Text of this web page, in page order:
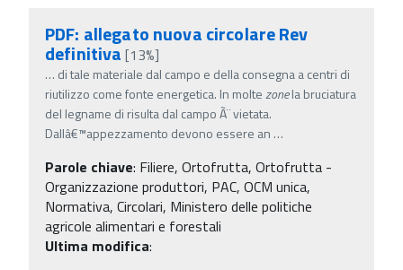
PDF: allegato nuova circolare Rev
definitiva [13%]
… di tale materiale dal campo e della consegna a centri di
riutilizzo come fonte energetica. In moltezonela bruciatura
del legname di risulta dal campo Ã¨ vietata.
Dallâ€™appezzamento devono essere an …
Parole chiave: Filiere, Ortofrutta, Ortofrutta -
Organizzazione produttori, PAC, OCM unica,
Normativa, Circolari, Ministero delle politiche
agricole alimentari e forestali
Ultima modifica: